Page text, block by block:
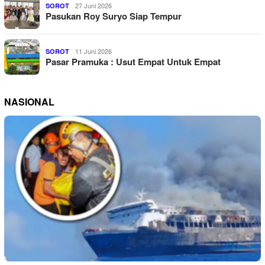
SOROT 27 Juni 2026
Pasukan Roy Suryo Siap Tempur
SOROT 11 Juni 2026
Pasar Pramuka : Usut Empat Untuk Empat
NASIONAL